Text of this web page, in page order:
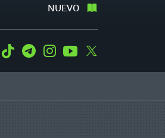
NUEVO
WhatsApp
Tiktok TelegramInstagramYoutube